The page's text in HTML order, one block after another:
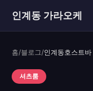
인계동 가라오케
홈/블로그/
셔츠룸